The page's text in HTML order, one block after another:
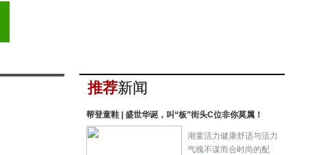
推荐新闻
帮登童鞋 | 盛世华诞，叫“板”街头C位非你莫属！
潮童活力健康舒适与活力
气魄不谋而合时尚的配